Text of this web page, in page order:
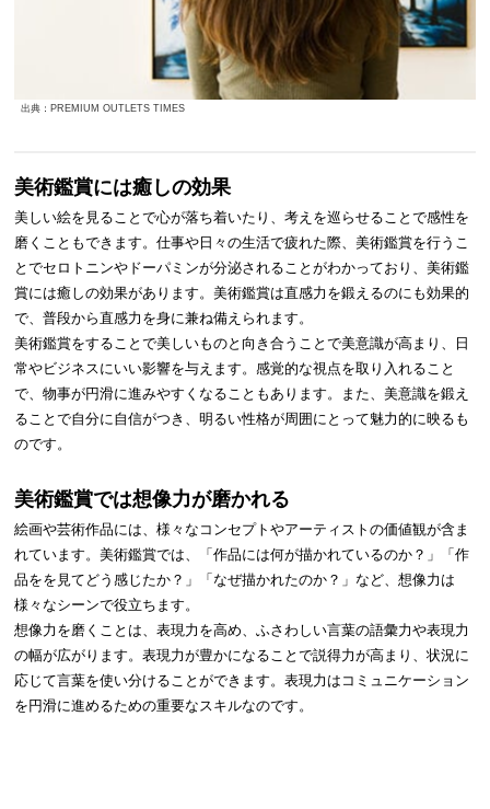
出典：PREMIUM OUTLETS TIMES
美術鑑賞には癒しの効果
美しい絵を見ることで心が落ち着いたり、考えを巡らせることで感性を
磨くこともできます。仕事や日々の生活で疲れた際、美術鑑賞を行うこ
とでセロトニンやドーパミンが分泌されることがわかっており、美術鑑
賞には癒しの効果があります。美術鑑賞は直感力を鍛えるのにも効果的
で、普段から直感力を身に兼ね備えられます。
美術鑑賞をすることで美しいものと向き合うことで美意識が高まり、日
常やビジネスにいい影響を与えます。感覚的な視点を取り入れること
で、物事が円滑に進みやすくなることもあります。また、美意識を鍛え
ることで自分に自信がつき、明るい性格が周囲にとって魅力的に映るも
のです。
美術鑑賞では想像力が磨かれる
絵画や芸術作品には、様々なコンセプトやアーティストの価値観が含ま
れています。美術鑑賞では、「作品には何が描かれているのか？」「作
品をを見てどう感じたか？」「なぜ描かれたのか？」など、想像力は
様々なシーンで役立ちます。
想像力を磨くことは、表現力を高め、ふさわしい言葉の語彙力や表現力
の幅が広がります。表現力が豊かになることで説得力が高まり、状況に
応じて言葉を使い分けることができます。表現力はコミュニケーション
を円滑に進めるための重要なスキルなのです。